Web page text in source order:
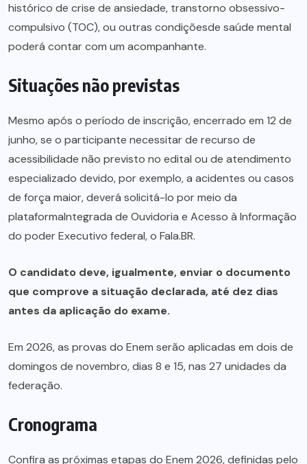
histórico de crise de ansiedade, transtorno obsessivo-
compulsivo (TOC), ou outras condiçõesde saúde mental
poderá contar com um acompanhante.
Situações não previstas
Mesmo após o período de inscrição, encerrado em 12 de
junho, se o participante necessitar de recurso de
acessibilidade não previsto no edital ou de atendimento
especializado devido, por exemplo, a acidentes ou casos
de força maior, deverá solicitá-lo por meio da
plataformaIntegrada de Ouvidoria e Acesso à Informação
do poder Executivo federal, o Fala.BR.
O candidato deve, igualmente, enviar o documento
que comprove a situação declarada, até dez dias
antes da aplicação do exame.
Em 2026, as provas do Enem serão aplicadas em dois de
domingos de novembro, dias 8 e 15, nas 27 unidades da
federação.
Cronograma
Confira as próximas etapas do Enem 2026, definidas pelo